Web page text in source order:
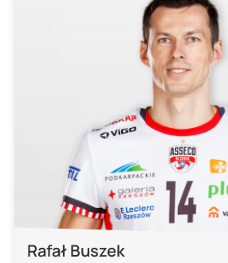
Rafał Buszek